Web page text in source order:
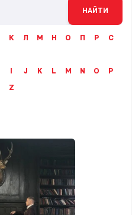
НАЙТИ
К Л М Н О П Р
С
I J K L M N O
P
Z